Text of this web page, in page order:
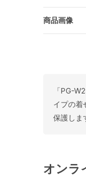
商品画像
「PG-
イプの着
保護しま
オンラ